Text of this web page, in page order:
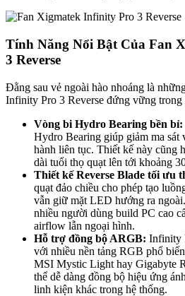
Tính Năng Nổi Bật Của Fan
3 Reverse
Đằng sau vẻ ngoài hào nhoáng là
Infinity Pro 3 Reverse đứng vững
Vòng bi Hydro Bearing bền bỉ:
Hydro Bearing giúp giảm ma sát
hành liên tục. Thiết kế này cũng
dài tuổi thọ quạt lên tới khoảng
Thiết kế Reverse Blade tối ưu
quạt đảo chiều cho phép tạo
vẫn giữ mặt LED hướng ra
nhiều người dùng build PC cao
airflow lẫn ngoại hình.
Hỗ trợ đồng bộ ARGB: Infinity
với nhiều nền tảng RGB phổ
MSI Mystic Light hay Gigabyte
thể dễ dàng đồng bộ hiệu ứng
linh kiện khác trong hệ thống.